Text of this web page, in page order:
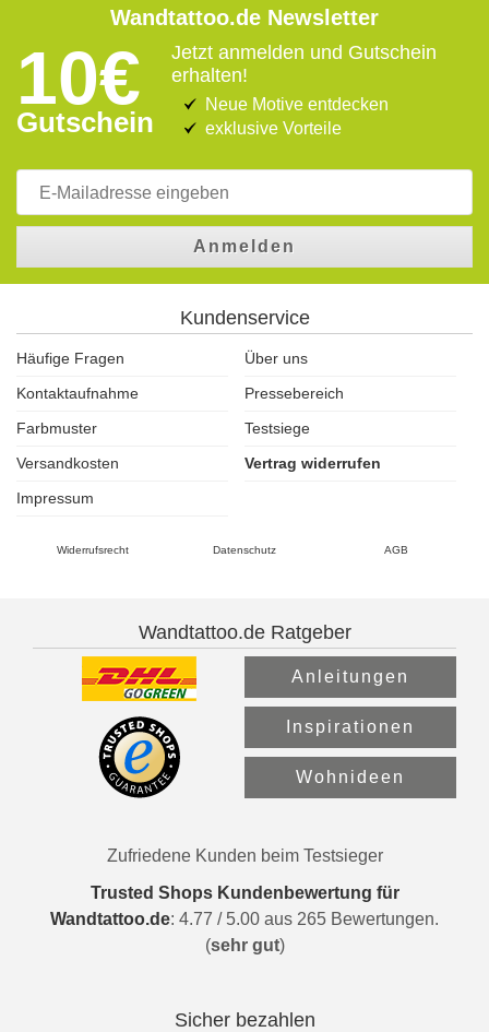
Wandtattoo.de Newsletter
10€
Gutschein
Jetzt anmelden und Gutschein
erhalten!
Neue Motive entdecken
exklusive Vorteile
Anmelden
Kundenservice
Häufige Fragen
Über uns
Kontaktaufnahme
Pressebereich
Farbmuster
Testsiege
Versandkosten
Vertrag widerrufen
Impressum
Widerrufsrecht Datenschutz AGB
Wandtattoo.de Ratgeber
Anleitungen
Inspirationen
Wohnideen
Zufriedene Kunden beim Testsieger
Trusted Shops Kundenbewertung für
Wandtattoo.de: 4.77 / 5.00 aus 265 Bewertungen.
(sehr gut)
Sicher bezahlen